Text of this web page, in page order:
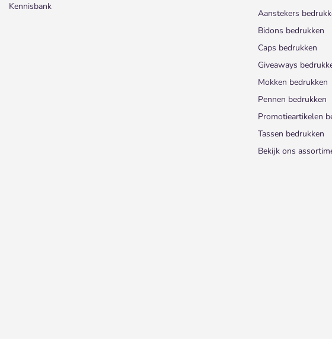
Kennisbank
Aanstekers
Bidons bedrukken
Caps bedrukken
Giveaways
Mokken bedrukken
Pennen bedrukken
Promotieartikelen
Tassen bedrukken
Bekijk ons